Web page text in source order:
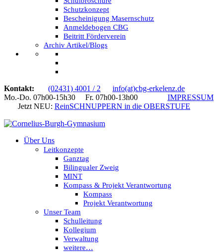
Schutzkonzept
Bescheinigung Masernschutz
Anmeldebogen CBG
Beitritt Förderverein
Archiv Artikel/Blogs
Kontakt: (02431) 4001 / 2
info(at)cbg-erkelenz.de
Mo.-Do. 07h00-15h30 Fr. 07h00-13h00 IMPRESSUM
Jetzt NEU: ReinSCHNUPPERN in die OBERSTUFE
Über Uns
Leitkonzepte
Ganztag
Bilingualer Zweig
MINT
Kompass & Projekt Verantwortung
Kompass
Projekt Verantwortung
Unser Team
Schulleitung
Kollegium
Verwaltung
weitere…